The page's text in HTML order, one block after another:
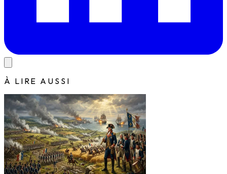
À LIRE AUSSI